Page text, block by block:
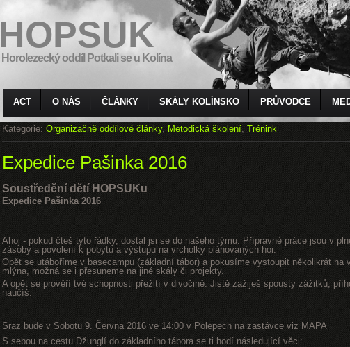
HOPSUK
Horolezecký oddíl Potkali se u Kolína
ACT O NÁS ČLÁNKY SKÁLY KOLÍNSKO PRŮVODCE
Kategorie: Organizačně oddílové články, Metodická školení, Trénink
Expedice Pašinka 2016
Soustředění dětí HOPSUKu
Expedice Pašinka 2016
Ahoj - pokud čteš tyto řádky, dostal jsi se do našeho týmu. Přípravné práce jsou v
zásoby a povolení k pobytu a výstupu na vrcholky plánovaných hor.
Opět se utáboříme v basecampu (základní tábor) a pokusíme vystoupit několikrát na
mlýna, možná se i přesuneme na jiné skály či projekty.
A opět se prověří tvé schopnosti přežití v divočině. Jistě zažiješ spousty zážitků,
naučíš.
Sraz bude v Sobotu 9. Června 2016 ve 14:00 v Polepech na zastávce viz MAPA
S sebou na cestu Džunglí do základního tábora se ti hodí následující věci: